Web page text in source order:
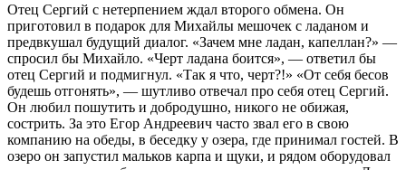
Отец Сергий с нетерпением ждал второго обмена. Он
приготовил в подарок для Михайлы мешочек с ладаном и
предвкушал будущий диалог. «Зачем мне ладан, капеллан?» —
спросил бы Михайло. «Черт ладана боится», — ответил бы
отец Сергий и подмигнул. «Так я что, черт?!» «От себя бесов
будешь отгонять», — шутливо отвечал про себя отец Сергий.
Он любил пошутить и добродушно, никого не обижая,
сострить. За это Егор Андреевич часто звал его в свою
компанию на обеды, в беседку у озера, где принимал гостей. В
озеро он запустил мальков карпа и щуки, и рядом оборудовал